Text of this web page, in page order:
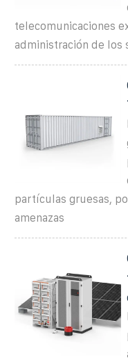
telecomunicaciones
administración de los
partículas gruesas,
amenazas